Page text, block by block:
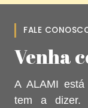
FALE
Venha
A ALAMI
tem a dizer.